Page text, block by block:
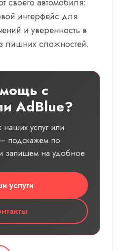
интерфейс для
и уверенность в
лишних сложностей.
с
AdBlue?
наших услуг или
подскажем по
запишем на удобное
услуги